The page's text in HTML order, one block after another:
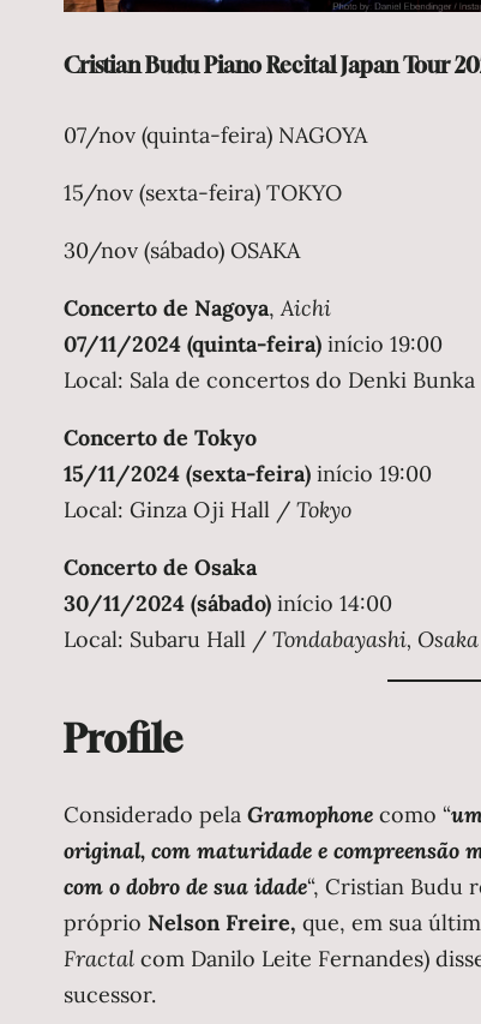
Cristian Budu Piano Recital Japan Tour
07/nov (quinta-feira) NAGOYA
15/nov (sexta-feira) TOKYO
30/nov (sábado) OSAKA
Concerto de Nagoya, Aichi
07/11/2024 (quinta-feira)início 19:00
Local: Sala de concertos do Denki
Concerto de Tokyo
15/11/2024 (sexta-feira) início 19:00
Local: Ginza Oji Hall / Tokyo
Concerto de Osaka
30/11/2024 (sábado)início 14:00
Local: Subaru Hall / Tondabayashi, Osaka
Profile
Considerado pela Gramophone como “
original, com maturidade e compreensão
com o dobro de sua idade“, Cristian Budu
próprio Nelson Freire, que, em sua
Fractalcom Danilo Leite Fernandes)
sucessor.